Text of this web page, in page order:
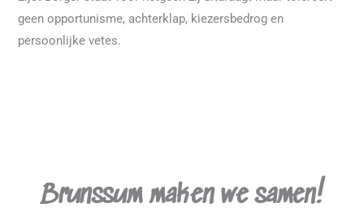
geen opportunisme, achterklap, kiezersbedrog en
persoonlijke vetes.
Brunssum maken we samen!